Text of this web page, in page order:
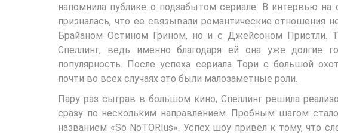
напомнила публике о подзабытом сериале. В интервью на
призналась, что ее связывали романтические отношения
Брайаном Остином Грином, но и с Джейсоном Пристли.
Спеллинг, ведь именно благодаря ей она уже долгие
популярность. После успеха сериала Тори с большой
почти во всех случаях это были малозаметные роли.
Пару раз сыграв в большом кино, Спеллинг решила
сразу по нескольким направлением. Пробным шагом
названием «So NoTORIus». Успех шоу привел к тому, что